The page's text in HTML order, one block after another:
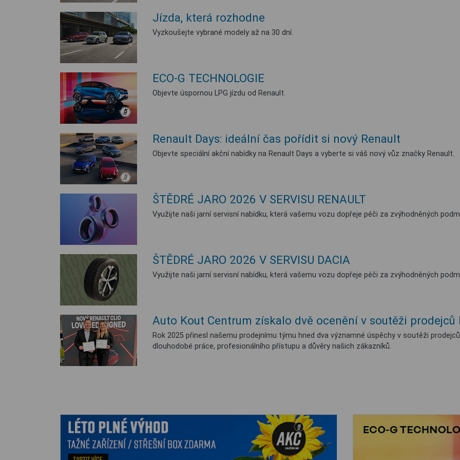
Jízda, která rozhodne
Vyzkoušejte vybrané modely až na 30 dní.
ECO-G TECHNOLOGIE
Objevte úspornou LPG jízdu od Renault.
Renault Days: ideální čas pořídit si nový Renault
Objevte speciální akční nabídky na Renault Days a vyberte si váš nový vůz značky Renault.
ŠTĚDRÉ JARO 2026 V SERVISU RENAULT
Využijte naši jarní servisní nabídku, která vašemu vozu dopřeje péči za zvýhodněných
ŠTĚDRÉ JARO 2026 V SERVISU DACIA
Využijte naši jarní servisní nabídku, která vašemu vozu dopřeje péči za zvýhodněných
Auto Kout Centrum získalo dvě ocenění v soutěži prodejců
Rok 2025 přinesl našemu prodejnímu týmu hned dva významné úspěchy v soutěži
dlouhodobé práce, profesionálního přístupu a důvěry našich zákazníků.